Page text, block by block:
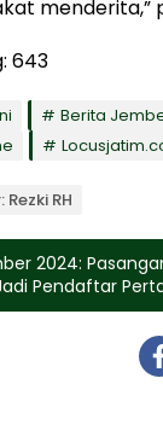
menderita,”
643
Berita
Rezki RH
2024:
Pendaftar